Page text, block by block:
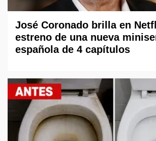
José Coronado brilla en
estreno de una nueva
española de 4 capítulos